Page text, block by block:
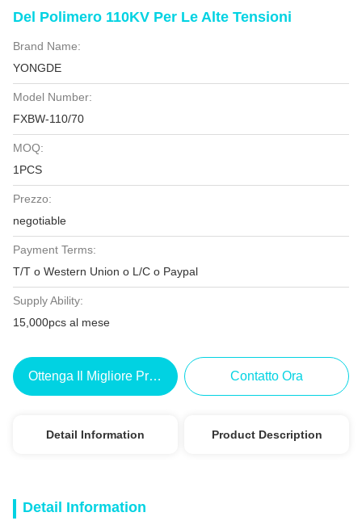
Del Polimero 110KV Per Le Alte Tensioni
Brand Name:
YONGDE
Model Number:
FXBW-110/70
MOQ:
1PCS
Prezzo:
negotiable
Payment Terms:
T/T o Western Union o L/C o Paypal
Supply Ability:
15,000pcs al mese
Ottenga Il Migliore Prezzo Contatto Ora
Detail Information Product Description
Detail Information